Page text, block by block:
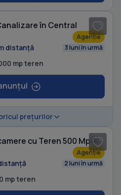
în Central
Agenție
distanță 3 luni în urmă
mp teren
prețurilor
Casă individuală cu 3 camere cu Teren 500 Mp în Nord
Agenție
2 luni în urmă
mp teren